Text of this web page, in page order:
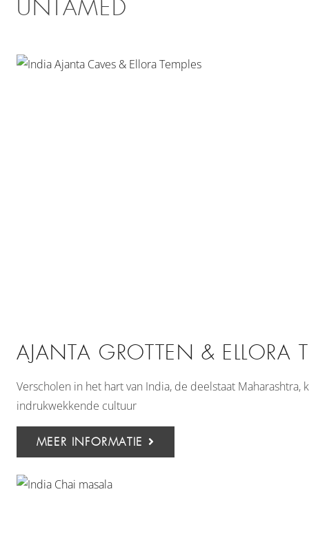
UNTAMED
AJANTA GROTTEN & ELLORA
Verscholen in het hart van India, de deelstaat
indrukwekkende cultuur
MEER INFORMATIE